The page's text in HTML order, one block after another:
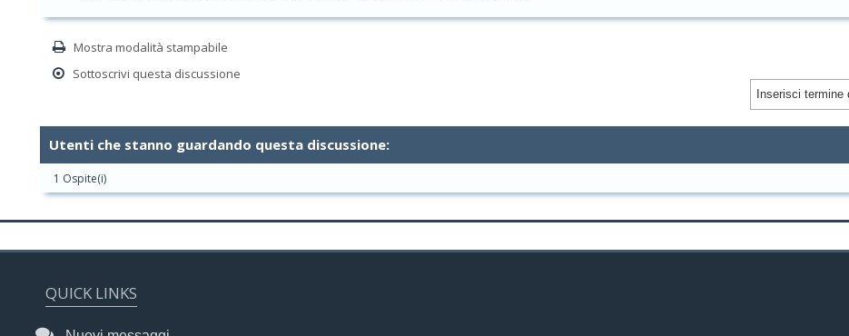
Mostra modalità stampabile
Sottoscrivi questa discussione
Utenti che stanno guardando questa discussione:
1 Ospite(i)
QUICK LINKS